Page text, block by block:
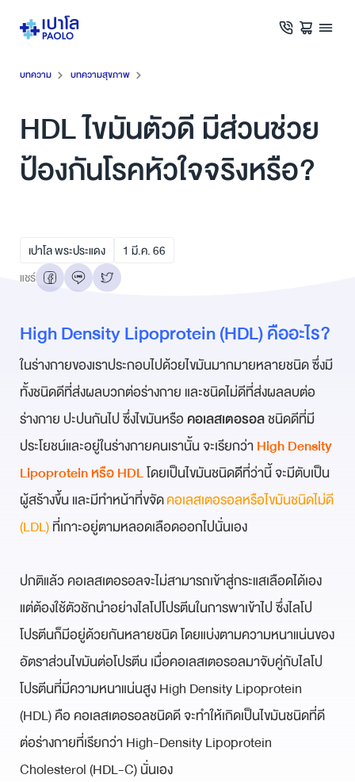
บทความ บทความสุขภาพ
HDL ไขมันตัวดี มีส่วนช่วย
ป้องกันโรคหัวใจจริงหรือ?
เปาโล พระประแดง 1 มี.ค.66
แชร์
High Density Lipoprotein (HDL) คืออะไร?
ในร่างกายของเราประกอบไปด้วยไขมันมากมายหลายชนิด ซึ่งมี
ทั้งชนิดดีที่ส่งผลบวกต่อร่างกาย และชนิดไม่ดีที่ส่งผลลบต่อ
ร่างกาย ปะปนกันไป ซึ่งไขมันหรือ คอเลสเตอรอลชนิดดีที่มี
ประโยชน์และอยู่ในร่างกายคนเรานั้น จะเรียกว่าHigh Density
Lipoprotein หรือ HDLโดยเป็นไขมันชนิดดีีที่ว่านี้ จะมีตับเป็น
ผู้สร้างขึ้น และมีทำหน้าที่ขจัดคอเลสเตอรอลหรือไขมันชนิดไม่ดี
(LDL)ที่เกาะอยู่ตามหลอดเลือดออกไปนั่นเอง
ปกติแล้ว คอเลสเตอรอลจะไม่สามารถเข้าสู่กระแสเลือดได้เอง
แต่ต้องใช้ตัวชักนำอย่างไลโปโปรตีนในการพาเข้าไป ซึ่งไลโป
โปรตีนก็มีอยู่ด้วยกันหลายชนิด โดยแบ่งตามความหนาแน่นของ
อัตราส่วนไขมันต่อโปรตีน เมื่อคอเลสเตอรอลมาจับคู่กับไลโป
โปรตีนที่มีความหนาแน่นสูง High Density Lipoprotein
(HDL) คือ คอเลสเตอรอลชนิดดี จะทำให้เกิดเป็นไขมันชนิดที่ดี
ต่อร่างกายที่เรียกว่า High-Density Lipoprotein
Cholesterol (HDL-C) นั่นเอง